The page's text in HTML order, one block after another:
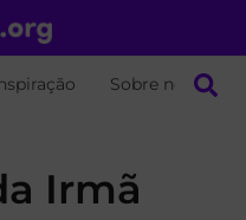
Sobre nós
Irmã